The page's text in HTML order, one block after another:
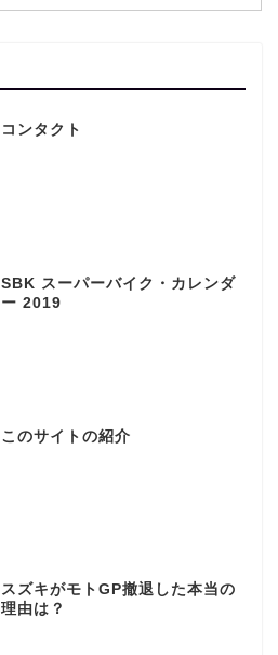
コンタクト
SBK スーパーバイク・カレンダ
ー 2019
このサイトの紹介
スズキがモトGP撤退した本当の
理由は？